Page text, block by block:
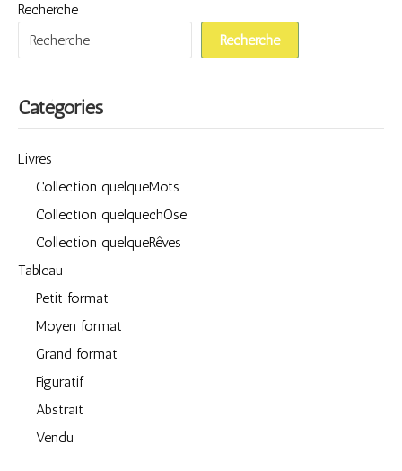
Recherche
Recherche
Catégories
Livres
Collection quelqueMots
Collection quelquechOse
Collection quelqueRêves
Tableau
Petit format
Moyen format
Grand format
Figuratif
Abstrait
Vendu